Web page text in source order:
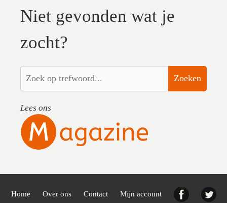
Niet gevonden wat je
zocht?
Zoeken
Lees ons
Home Over ons Contact Mijn account Facebook